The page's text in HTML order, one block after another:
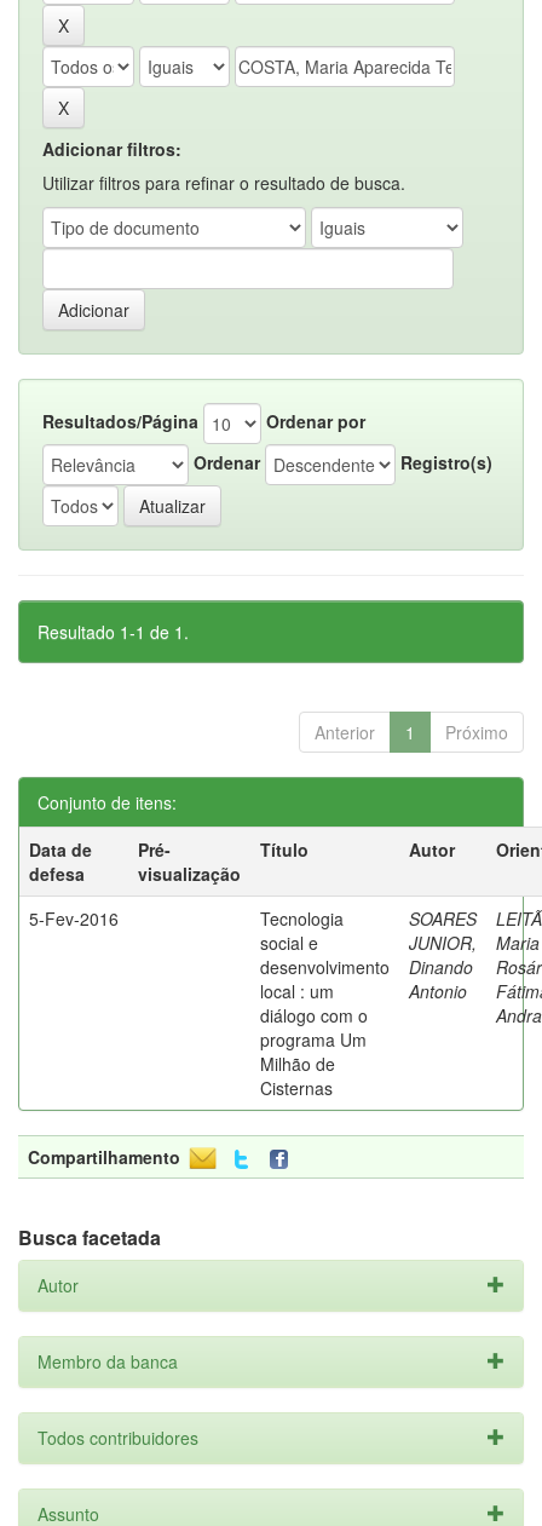
Adicionar filtros:
Utilizar filtros para refinar o resultado de busca.
Resultados/Página
Ordenar por
Ordenar
Registro(s)
Resultado 1-1 de 1.
Anterior 1 Próximo
Conjunto de itens:
Data de
defesa
Pré-
visualização
Título Autor
5-Fev-2016
Tecnologia
social e
desenvolvimento
local : um
diálogo com o
programa Um
Milhão de
Cisternas
SOARES
JUNIOR,
Dinando
Antonio
Compartilhamento
Busca facetada
Autor
Membro da banca
Todos contribuidores
Assunto